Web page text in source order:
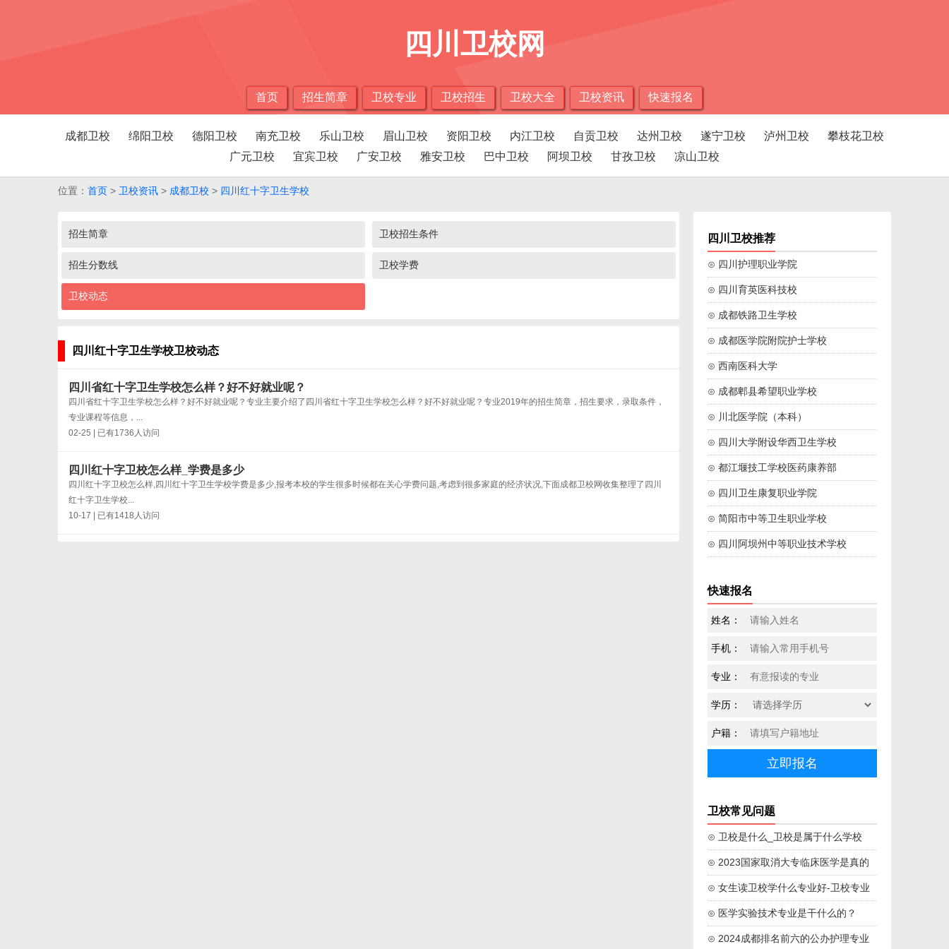
四川卫校网
首页 招生简章 卫校专业 卫校招生 卫校大全 卫校资讯 快速报名
成都卫校 绵阳卫校 德阳卫校 南充卫校 乐山卫校 眉山卫校 资阳卫校 内江卫校 自贡卫校 达州卫校 遂宁卫校 泸州卫校
攀枝花卫校
广元卫校
宜宾卫校 广安卫校 雅安卫校 巴中卫校 阿坝卫校 甘孜卫校 凉山卫校
位置： 首页 > 卫校资讯 > 成都卫校 > 四川红十字卫生学校
招生简章 卫校招生条件
招生分数线 卫校学费
卫校动态
四川红十字卫生学校卫校动态
四川省红十字卫生学校怎么样？好不好就业呢？
四川省红十字卫生学校怎么样？好不好就业呢？专业主要介绍了四川省红十字卫生学校怎么样？好不好就业呢？专业2019年的招生简章，招生要求，录取条件，
专业课程等信息，...
02-25 | 已有1736人访问
四川红十字卫校怎么样_学费是多少
四川红十字卫校怎么样,四川红十字卫生学校学费是多少,报考本校的学生很多时候都在关心学费问题,考虑到很多家庭的经济状况,下面成都卫校网收集整理了四川
红十字卫生学校...
10-17 | 已有1418人访问
四川卫校推荐
⊙ 四川护理职业学院
⊙ 四川育英医科技校
⊙ 成都铁路卫生学校
⊙ 成都医学院附院护士学校
⊙ 西南医科大学
⊙ 成都郫县希望职业学校
⊙ 川北医学院（本科）
⊙ 四川大学附设华西卫生学校
⊙ 都江堰技工学校医药康养部
⊙ 四川卫生康复职业学院
⊙ 简阳市中等卫生职业学校
⊙ 四川阿坝州中等职业技术学校
快速报名
姓名：
手机：
专业：
学历：
户籍：
卫校常见问题
⊙ 卫校是什么_卫校是属于什么学校
⊙ 2023国家取消大专临床医学是真的
吗
⊙ 女生读卫校学什么专业好-卫校专业
学校推荐
⊙ 医学实验技术专业是干什么的？
⊙ 2024成都排名前六的公办护理专业